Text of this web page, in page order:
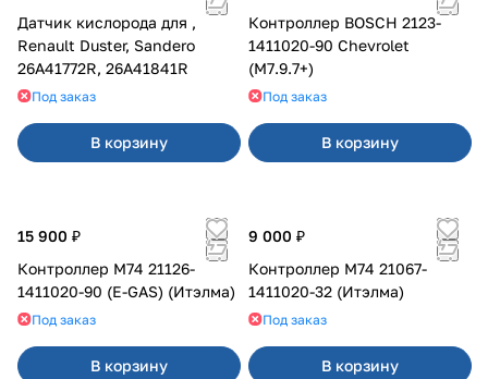
Датчик кислорода для ,
Renault Duster, Sandero
26A41772R, 26A41841R
Под заказ
В корзину
Контроллер BOSCH 2123-
1411020-90 Chevrolet
(M7.9.7+)
Под заказ
В корзину
15 900 ₽
Контроллер М74 21126-
1411020-90 (E-GAS) (Итэлма)
Под заказ
В корзину
9 000 ₽
Контроллер М74 21067-
1411020-32 (Итэлма)
Под заказ
В корзину